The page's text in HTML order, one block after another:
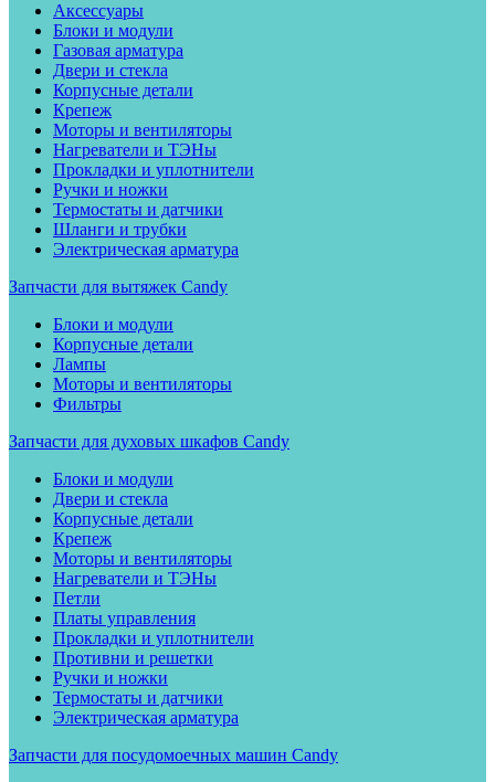
Аксессуары
Блоки и модули
Газовая арматура
Двери и стекла
Корпусные детали
Крепеж
Моторы и вентиляторы
Нагреватели и ТЭНы
Прокладки и уплотнители
Ручки и ножки
Термостаты и датчики
Шланги и трубки
Электрическая арматура
Запчасти для вытяжек Candy
Блоки и модули
Корпусные детали
Лампы
Моторы и вентиляторы
Фильтры
Запчасти для духовых шкафов Candy
Блоки и модули
Двери и стекла
Корпусные детали
Крепеж
Моторы и вентиляторы
Нагреватели и ТЭНы
Петли
Платы управления
Прокладки и уплотнители
Противни и решетки
Ручки и ножки
Термостаты и датчики
Электрическая арматура
Запчасти для посудомоечных машин Candy